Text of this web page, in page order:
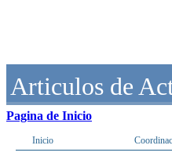
Articulos de
Pagina de Inicio
Inicio